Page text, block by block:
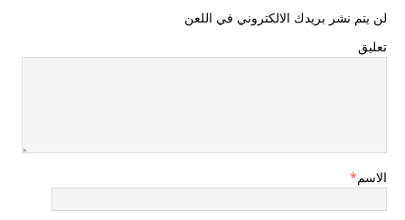
لن يتم نشر بريدك الالكتروني في اللعن
تعليق
الاسم*